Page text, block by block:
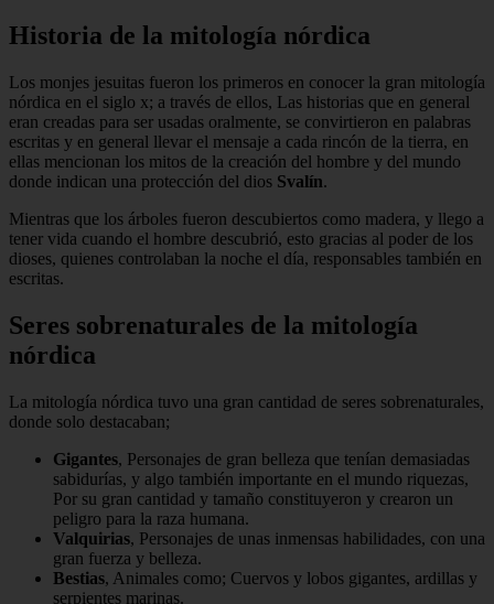
Historia de la mitología nórdica
Los monjes jesuitas fueron los primeros en conocer la gran mitología
nórdica en el siglo x; a través de ellos, Las historias que en general
eran creadas para ser usadas oralmente, se convirtieron en palabras
escritas y en general llevar el mensaje a cada rincón de la tierra, en
ellas mencionan los mitos de la creación del hombre y del mundo
donde indican una protección del dios Svalín.
Mientras que los árboles fueron descubiertos como madera, y llego a
tener vida cuando el hombre descubrió, esto gracias al poder de los
dioses, quienes controlaban la noche el día, responsables también en
escritas.
Seres sobrenaturales de la mitología
nórdica
La mitología nórdica tuvo una gran cantidad de seres sobrenaturales,
donde solo destacaban;
Gigantes, Personajes de gran belleza que tenían demasiadas
sabidurías, y algo también importante en el mundo riquezas,
Por su gran cantidad y tamaño constituyeron y crearon un
peligro para la raza humana.
Valquirias, Personajes de unas inmensas habilidades, con una
gran fuerza y belleza.
Bestias, Animales como; Cuervos y lobos gigantes, ardillas y
serpientes marinas.